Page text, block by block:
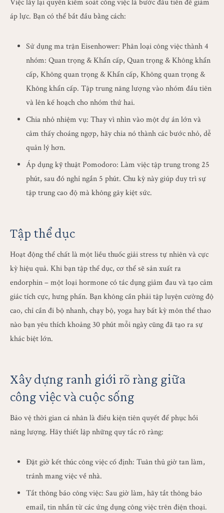
Việc lấy lại quyền kiểm soát công việc là bước đầu tiên để giảm
áp lực. Bạn có thể bắt đầu bằng cách:
Sử dụng ma trận Eisenhower: Phân loại công việc thành 4
nhóm: Quan trọng & Khẩn cấp, Quan trọng & Không khẩn
cấp, Không quan trọng & Khẩn cấp, Không quan trọng &
Không khẩn cấp. Tập trung năng lượng vào nhóm đầu tiên
và lên kế hoạch cho nhóm thứ hai.
Chia nhỏ nhiệm vụ: Thay vì nhìn vào một dự án lớn và
cảm thấy choáng ngợp, hãy chia nó thành các bước nhỏ, dễ
quản lý hơn.
Áp dụng kỹ thuật Pomodoro: Làm việc tập trung trong 25
phút, sau đó nghỉ ngắn 5 phút. Chu kỳ này giúp duy trì sự
tập trung cao độ mà không gây kiệt sức.
Tập thể dục
Hoạt động thể chất là một liều thuốc giải stress tự nhiên và cực
kỳ hiệu quả. Khi bạn tập thể dục, cơ thể sẽ sản xuất ra
endorphin – một loại hormone có tác dụng giảm đau và tạo cảm
giác tích cực, hưng phấn. Bạn không cần phải tập luyện cường độ
cao, chỉ cần đi bộ nhanh, chạy bộ, yoga hay bất kỳ môn thể thao
nào bạn yêu thích khoảng 30 phút mỗi ngày cũng đã tạo ra sự
khác biệt lớn.
Xây dựng ranh giới rõ ràng giữa
công việc và cuộc sống
Bảo vệ thời gian cá nhân là điều kiện tiên quyết để phục hồi
năng lượng. Hãy thiết lập những quy tắc rõ ràng:
Đặt giờ kết thúc công việc cố định: Tuân thủ giờ tan làm,
tránh mang việc về nhà.
Tắt thông báo công việc: Sau giờ làm, hãy tắt thông báo
email, tin nhắn từ các ứng dụng công việc trên điện thoại.